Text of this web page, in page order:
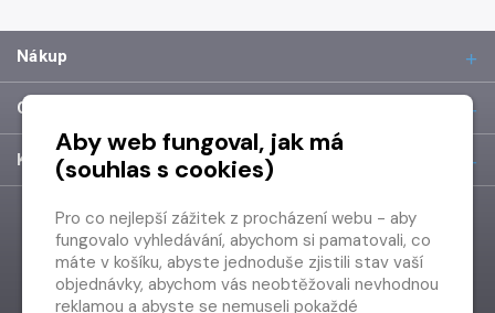
Nákup
O společnosti
Kontakt
Aby web fungoval, jak má
(souhlas s cookies)
Pro co nejlepší zážitek z procházení webu - aby
fungovalo vyhledávání, abychom si pamatovali, co
máte v košíku, abyste jednoduše zjistili stav vaší
objednávky, abychom vás neobtěžovali nevhodnou
reklamou a abyste se nemuseli pokaždé